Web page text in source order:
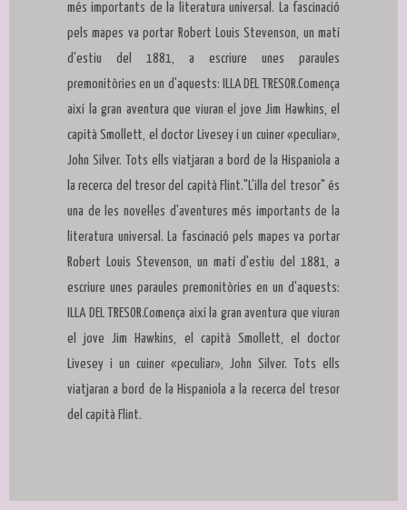
més importants de la literatura universal. La fascinació
pels mapes va portar Robert Louis Stevenson, un matí
d'estiu del 1881, a escriure unes paraules
premonitòries en un d'aquests: ILLA DEL TRESOR.Comença
així la gran aventura que viuran el jove Jim Hawkins, el
capità Smollett, el doctor Livesey i un cuiner «peculiar»,
John Silver. Tots ells viatjaran a bord de la Hispaniola a
la recerca del tresor del capità Flint."L'illa del tresor" és
una de les novel·les d'aventures més importants de la
literatura universal. La fascinació pels mapes va portar
Robert Louis Stevenson, un matí d'estiu del 1881, a
escriure unes paraules premonitòries en un d'aquests:
ILLA DEL TRESOR.Comença així la gran aventura que viuran
el jove Jim Hawkins, el capità Smollett, el doctor
Livesey i un cuiner «peculiar», John Silver. Tots ells
viatjaran a bord de la Hispaniola a la recerca del tresor
del capità Flint.